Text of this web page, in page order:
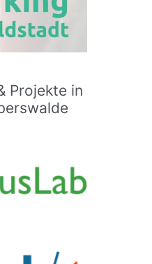
Projekte in